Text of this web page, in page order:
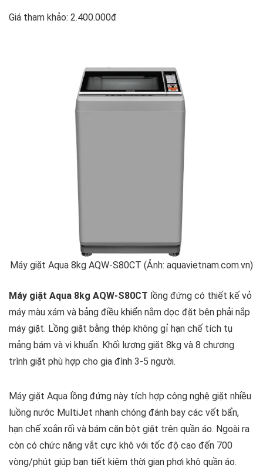
Giá tham khảo: 2.400.000đ
Máy giặt Aqua 8kg AQW-S80CT (Ảnh: aquavietnam.com.vn)
Máy giặt Aqua 8kg AQW-S80CT lồng đứng có thiết kế vỏ
máy màu xám và bảng điều khiển nằm dọc đặt bên phải nắp
máy giặt. Lồng giặt bằng thép không gỉ hạn chế tích tụ
mảng bám và vi khuẩn. Khối lượng giặt 8kg và 8 chương
trình giặt phù hợp cho gia đình 3-5 người.
Máy giặt Aqua lồng đứng này tích hợp công nghệ giặt nhiều
luồng nước MultiJet nhanh chóng đánh bay các vết bẩn,
hạn chế xoắn rối và bám cặn bột giặt trên quần áo. Ngoài ra
còn có chức năng vắt cực khô với tốc độ cao đến 700
vòng/phút giúp bạn tiết kiệm thời gian phơi khô quần áo.